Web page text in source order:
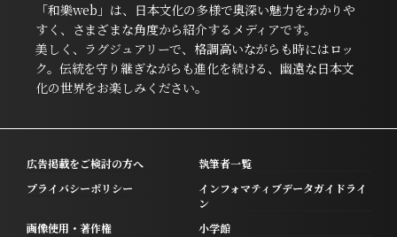
「和樂web」は、日本文化の多様で奥深い魅力をわかりや
すく、さまざまな角度から紹介するメディアです。
美しく、ラグジュアリーで、格調高いながらも時にはロッ
ク。伝統を守り継ぎながらも進化を続ける、幽遠な日本文
化の世界をお楽しみください。
広告掲載をご検討の方へ
執筆者一覧
プライバシーポリシー
インフォマティブデータガイドライ
ン
画像使用・著作権
小学館